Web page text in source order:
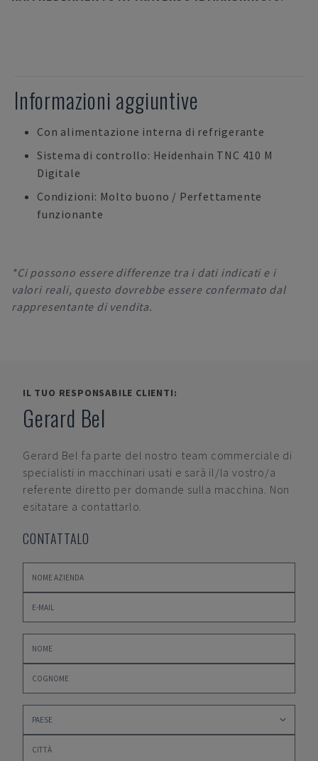
Informazioni aggiuntive
Con alimentazione interna di refrigerante
Sistema di controllo: Heidenhain TNC 410 M
Digitale
Condizioni: Molto buono / Perfettamente
funzionante
*Ci possono essere differenze tra i dati indicati e i
valori reali, questo dovrebbe essere confermato dal
rappresentante di vendita.
IL TUO RESPONSABILE CLIENTI:
Gerard Bel
Gerard Bel fa parte del nostro team commerciale di
specialisti in macchinari usati e sarà il/la vostro/a
referente diretto per domande sulla macchina. Non
esitatare a contattarlo.
CONTATTALO